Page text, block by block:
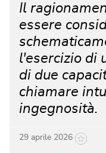
Il
essere
l'esercizio di
di due
chiamare
ingegnosità.
29 aprile 2026